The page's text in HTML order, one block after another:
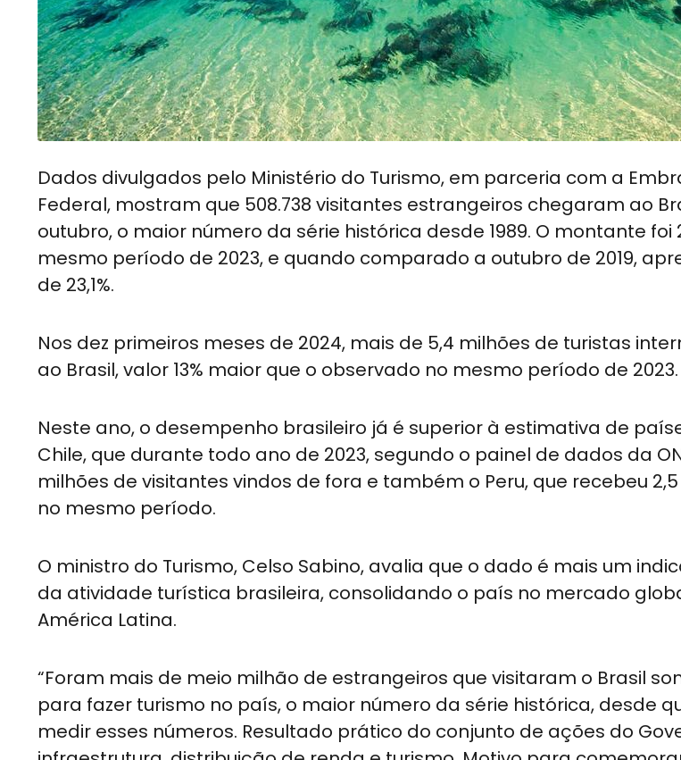
Dados divulgados pelo Ministério do Turismo, em parceria com a
Federal, mostram que 508.738 visitantes estrangeiros chegaram ao
outubro, o maior número da série histórica desde 1989. O montante foi
mesmo período de 2023, e quando comparado a outubro de 2019,
de 23,1%.
Nos dez primeiros meses de 2024, mais de 5,4 milhões de turistas
ao Brasil, valor 13% maior que o observado no mesmo período de 2023.
Neste ano, o desempenho brasileiro já é superior à estimativa de
Chile, que durante todo ano de 2023, segundo o painel de dados da
milhões de visitantes vindos de fora e também o Peru, que recebeu
no mesmo período.
O ministro do Turismo, Celso Sabino, avalia que o dado é mais um
da atividade turística brasileira, consolidando o país no mercado
América Latina.
“Foram mais de meio milhão de estrangeiros que visitaram o Brasil
para fazer turismo no país, o maior número da série histórica, desde
medir esses números. Resultado prático do conjunto de ações do